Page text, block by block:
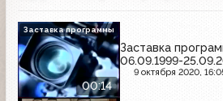
00:14
Заставка
06.09.1999-
9 октября 2020,
Заставка программы